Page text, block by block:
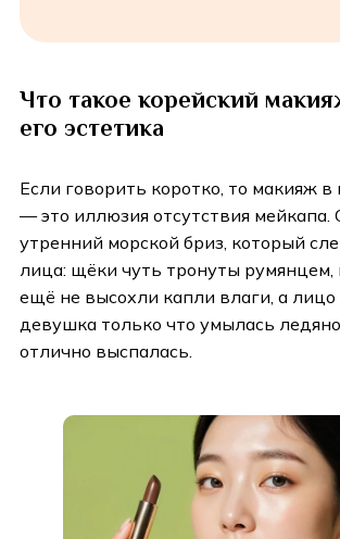
Что такое корейский
его эстетика
Если говорить коротко, то макияж в
— это иллюзия отсутствия мейкапа.
утренний морской бриз, который
лица: щёки чуть тронуты румянцем,
ещё не высохли капли влаги, а лицо
девушка только что умылась
отлично выспалась.